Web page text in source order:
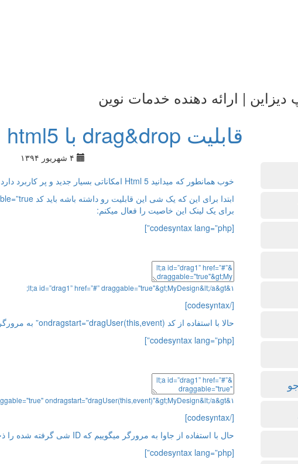
| ارائه دهنده خدمات نوین
قابلیت drag&drop با html5
خوب همانطور که میدانید Html 5 امکاناتی بسیار جدید و پر کاربرد دارد و یکی از این امکانات خاصیت drag&drop است.
برای یک لینک این خاصیت را فعال میکنم:
[codesyntax lang=”php”]
۱&
lt;a id=”drag1”href=”#” draggable="true"&gt;MyDesign&lt;/a&gt;
[/codesyntax]
حالا با استفاده از کد ondragstart=”dragUser(this,event)” به مرورگر اطلاع میدهیم که Drag انجام شده است:
[codesyntax lang=”php”]
۱&
ondragstart="dragUser(this,event)"&gt;MyDesign&lt;/a&gt;
[/codesyntax]
حال با استفاده از جاوا به مرورگر میگوییم که ID شی گرفته شده را ذخیره کند:
[codesyntax lang=”php”]